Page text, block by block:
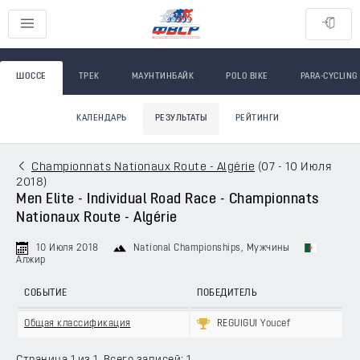
ШОССЕ ТРЕК МАУНТИНБАЙК POLO BIKE PARA-CYCLING
КАЛЕНДАРЬ РЕЗУЛЬТАТЫ РЕЙТИНГИ
Championnats Nationaux Route - Algérie (07 - 10 Июля
2018)
Men Elite - Individual Road Race - Championnats
Nationaux Route - Algérie
10 Июля 2018 National Championships , Мужчины
Алжир
СОБЫТИЕ ПОБЕДИТЕЛЬ
Общая классификация REGUIGUI Youcef